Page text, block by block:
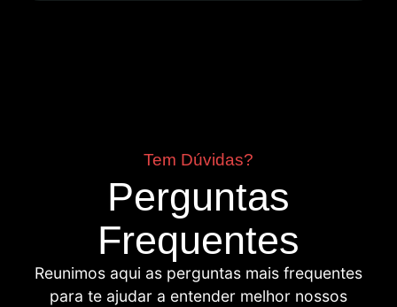
Tem Dúvidas?
Perguntas
Frequentes
Reunimos aqui as perguntas mais frequentes
para te ajudar a entender melhor nossos